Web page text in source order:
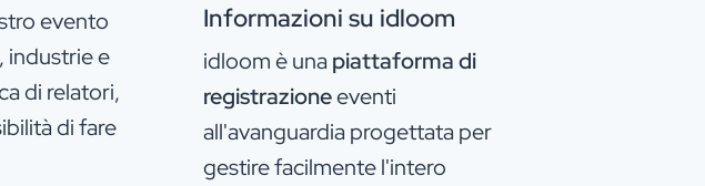
evento
industrie e
di relatori,
di fare
Informazioni su idloom
idloom è una piattaforma di
registrazioneeventi
all'avanguardia progettata per
gestire facilmente l'intero